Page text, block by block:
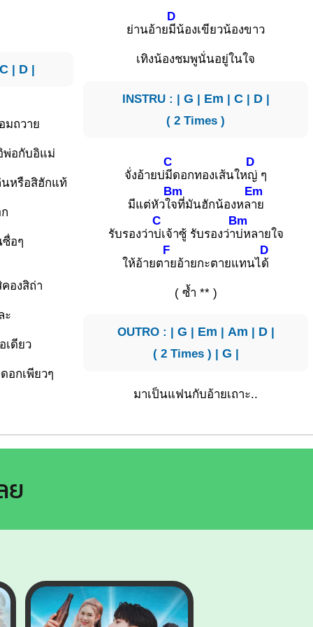
| D|
มถวาย
พ่อกับอิแม่
หรือสิฮักแท้
อๆ
องสิถ่า
ะ
เดียว
อกเพียวๆ
ย่านอ้าย
D
มีน้องเขียวน้องขาว
เทิงน้องชมพูนั่นอยู่ในใจ
INSTRU : | G | Em | C| D|
( 2 Times )
จั่งอ้ายบ่
C
มีดอกทองเส้นให
D
ญ่ ๆ
มีแต่หัวใ
Bm
จที่มันฮักน้องหล
Em
าย
รับรองว่า
C
บ่เจ้าซู้ รับรองว่า
Bm
บ่หลายใจ
ให้อ้ายต
F
ายอ้ายกะตายแทนไ
D
ด้
( ซ้ำ ** )
OUTRO : | G | Em | Am | D|
( 2 Times ) | G |
มาเป็นแฟนกับอ้ายเถาะ..
ย